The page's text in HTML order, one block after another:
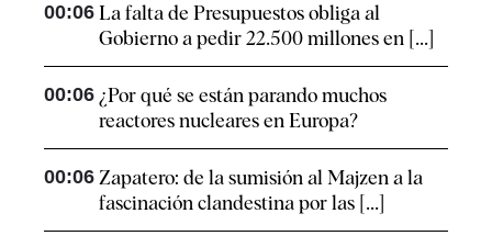
00:06 La falta de Presupuestos obliga al
Gobierno a pedir 22.500 millones en [...]
00:06 ¿Por qué se están parando muchos
reactores nucleares en Europa?
00:06 Zapatero: de la sumisión al Majzen a la
fascinación clandestina por las [...]